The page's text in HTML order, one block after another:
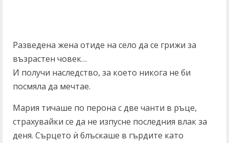
Разведена жена отиде на село да се грижи за
възрастен човек…
И получи наследство, за което никога не би
посмяла да мечтае.
Мария тичаше по перона с две чанти в ръце,
страхувайки се да не изпусне последния влак за
деня. Сърцето ѝ блъскаше в гърдите като